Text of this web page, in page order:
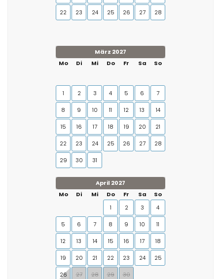
22 23 24 25 26 27 28
März 2027
Mo
Di Mi Do Fr Sa So
1 2 3 4 5 6 7
8 9 10 11 12 13 14
15 16 17 18 19 20 21
22 23 24 25 26 27 28
29 30 31
April 2027
Mo
Di Mi Do Fr Sa
So
1
2 3 4
5 6 7 8 9 10 11
12 13 14 15 16 17 18
19 20 21 22 23 24 25
26 27 28 29 30